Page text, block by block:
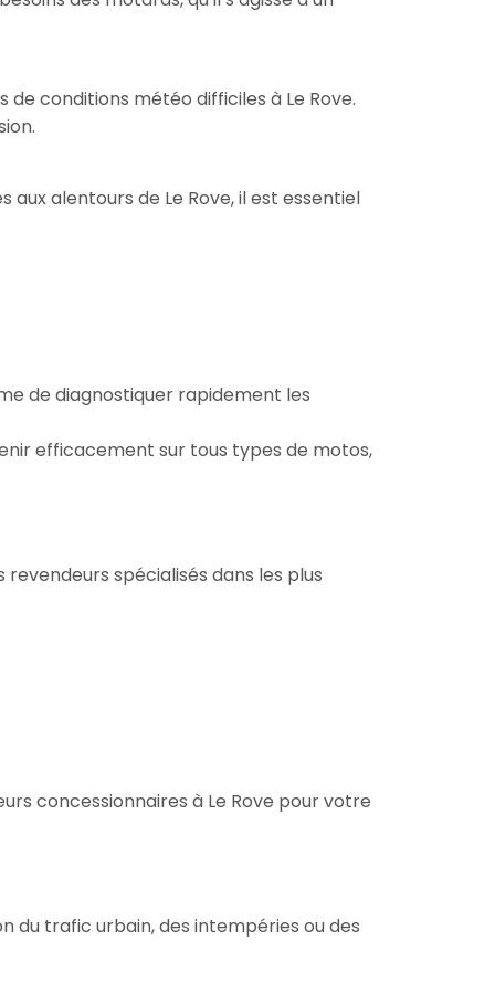
conditions météo difficiles à Le Rove.
alentours de Le Rove, il est essentiel
de diagnostiquer rapidement les
efficacement sur tous types de motos,
spécialisés dans les plus
concessionnaires à Le Rove pour votre
du trafic urbain, des intempéries ou des